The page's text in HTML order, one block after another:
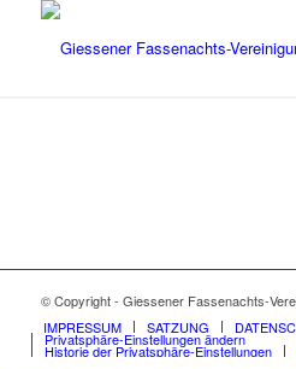
© Copyright - Giessener Fassenachts-
IMPRESSUM
SATZUNG
Privatsphäre-Einstellungen ändern
Historie der Privatsphäre-Einstellungen